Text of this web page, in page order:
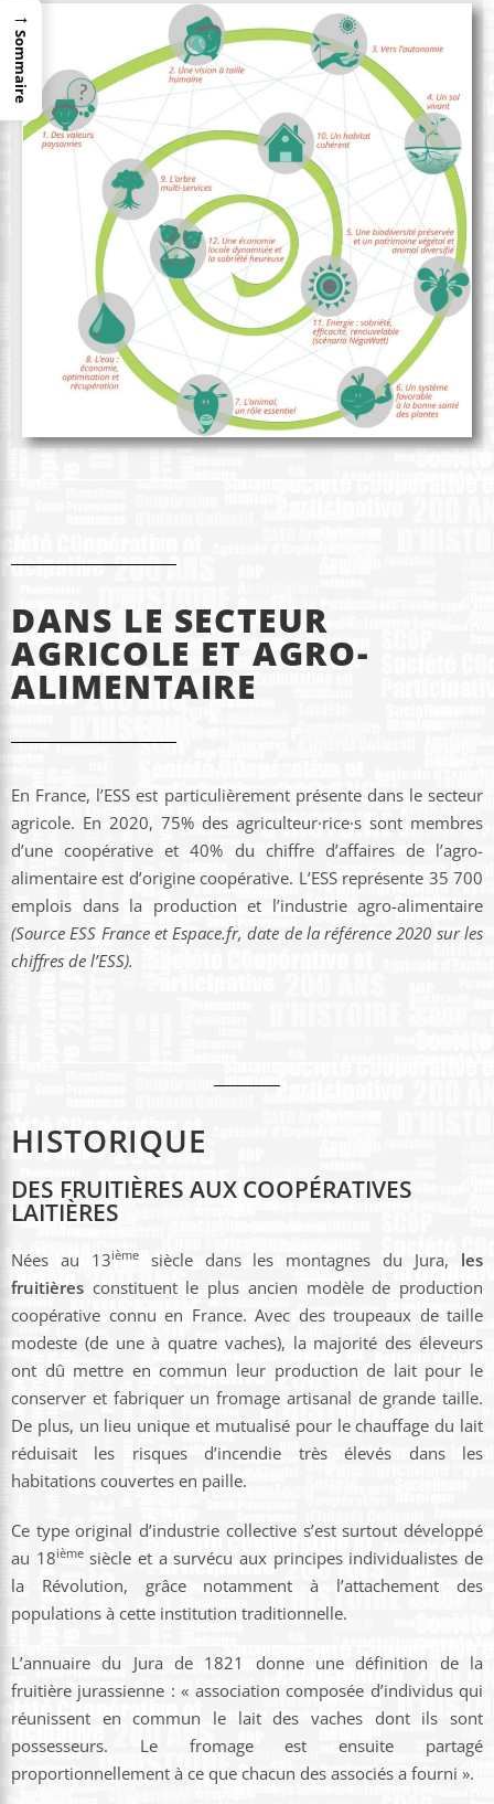
DANS LE SECTEUR
AGRICOLE ET AGRO-
ALIMENTAIRE
En France, l’ESS est particulièrement présente dans le secteur
agricole. En 2020, 75% des agriculteur·rice·s sont membres
d’une coopérative et 40% du chiffre d’affaires de l’agro-
alimentaire est d’origine coopérative. L’ESS représente 35 700
emplois dans la production et l’industrie agro-alimentaire
(Source ESS France et Espace.fr, date de la référence 2020 sur les
chiffres de l’ESS).
HISTORIQUE
DES FRUITIÈRES AUX COOPÉRATIVES
LAITIÈRES
Nées au 13ièmesiècle dans les montagnes du Jura, les
fruitières constituent le plus ancien modèle de production
coopérative connu en France. Avec des troupeaux de taille
modeste (de une à quatre vaches), la majorité des éleveurs
ont dû mettre en commun leur production de lait pour le
conserver et fabriquer un fromage artisanal de grande taille.
De plus, un lieu unique et mutualisé pour le chauffage du lait
réduisait les risques d’incendie très élevés dans les
habitations couvertes en paille.
Ce type original d’industrie collective s’est surtout développé
au 18ièmesiècle et a survécu aux principes individualistes de
la Révolution, grâce notamment à l’attachement des
populations à cette institution traditionnelle.
L’annuaire du Jura de 1821 donne une définition de la
fruitière jurassienne : « association composée d’individus qui
réunissent en commun le lait des vaches dont ils sont
possesseurs. Le fromage est ensuite partagé
proportionnellement à ce que chacun des associés a fourni ».
→
Sommaire